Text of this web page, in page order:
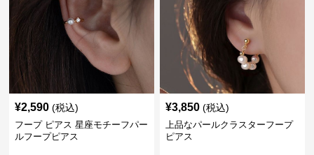
¥2,590 (税込)
フープ ピアス 星座モチーフパー
ルフープピアス
¥3,850 (税込)
上品なパールクラスターフープ
ピアス